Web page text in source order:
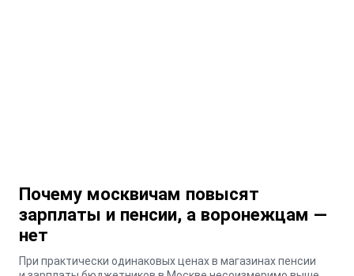
Почему москвичам повысят
зарплаты и пенсии, а воронежцам —
нет
При практически одинаковых ценах в магазинах пенсии